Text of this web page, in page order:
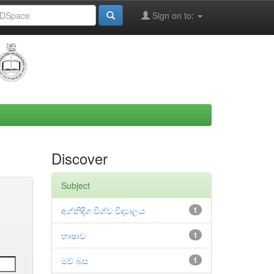
Sign on to:
Discover
Subject
1
අග්නිදිග විශ්ව විද්‍යාලය
1
භාෂාව
1
මව් බස